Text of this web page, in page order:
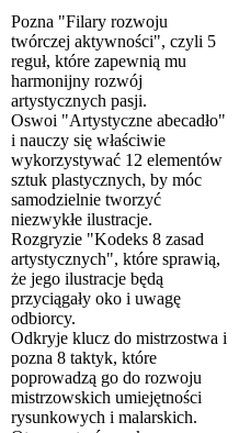
Pozna "Filary rozwoju
twórczej aktywności", czyli 5
reguł, które zapewnią mu
harmonijny rozwój
artystycznych pasji.
Oswoi "Artystyczne abecadło"
i nauczy się właściwie
wykorzystywać 12 elementów
sztuk plastycznych, by móc
samodzielnie tworzyć
niezwykłe ilustracje.
Rozgryzie "Kodeks 8 zasad
artystycznych", które sprawią,
że jego ilustracje będą
przyciągały oko i uwagę
odbiorcy.
Odkryje klucz do mistrzostwa i
pozna 8 taktyk, które
poprowadzą go do rozwoju
mistrzowskich umiejętności
rysunkowych i malarskich.